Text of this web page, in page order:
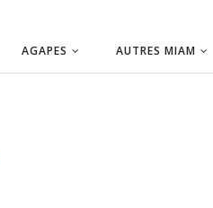
AGAPES AUTRES MIAM